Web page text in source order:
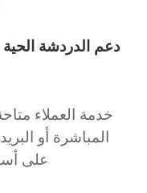
المباشرة أو
على